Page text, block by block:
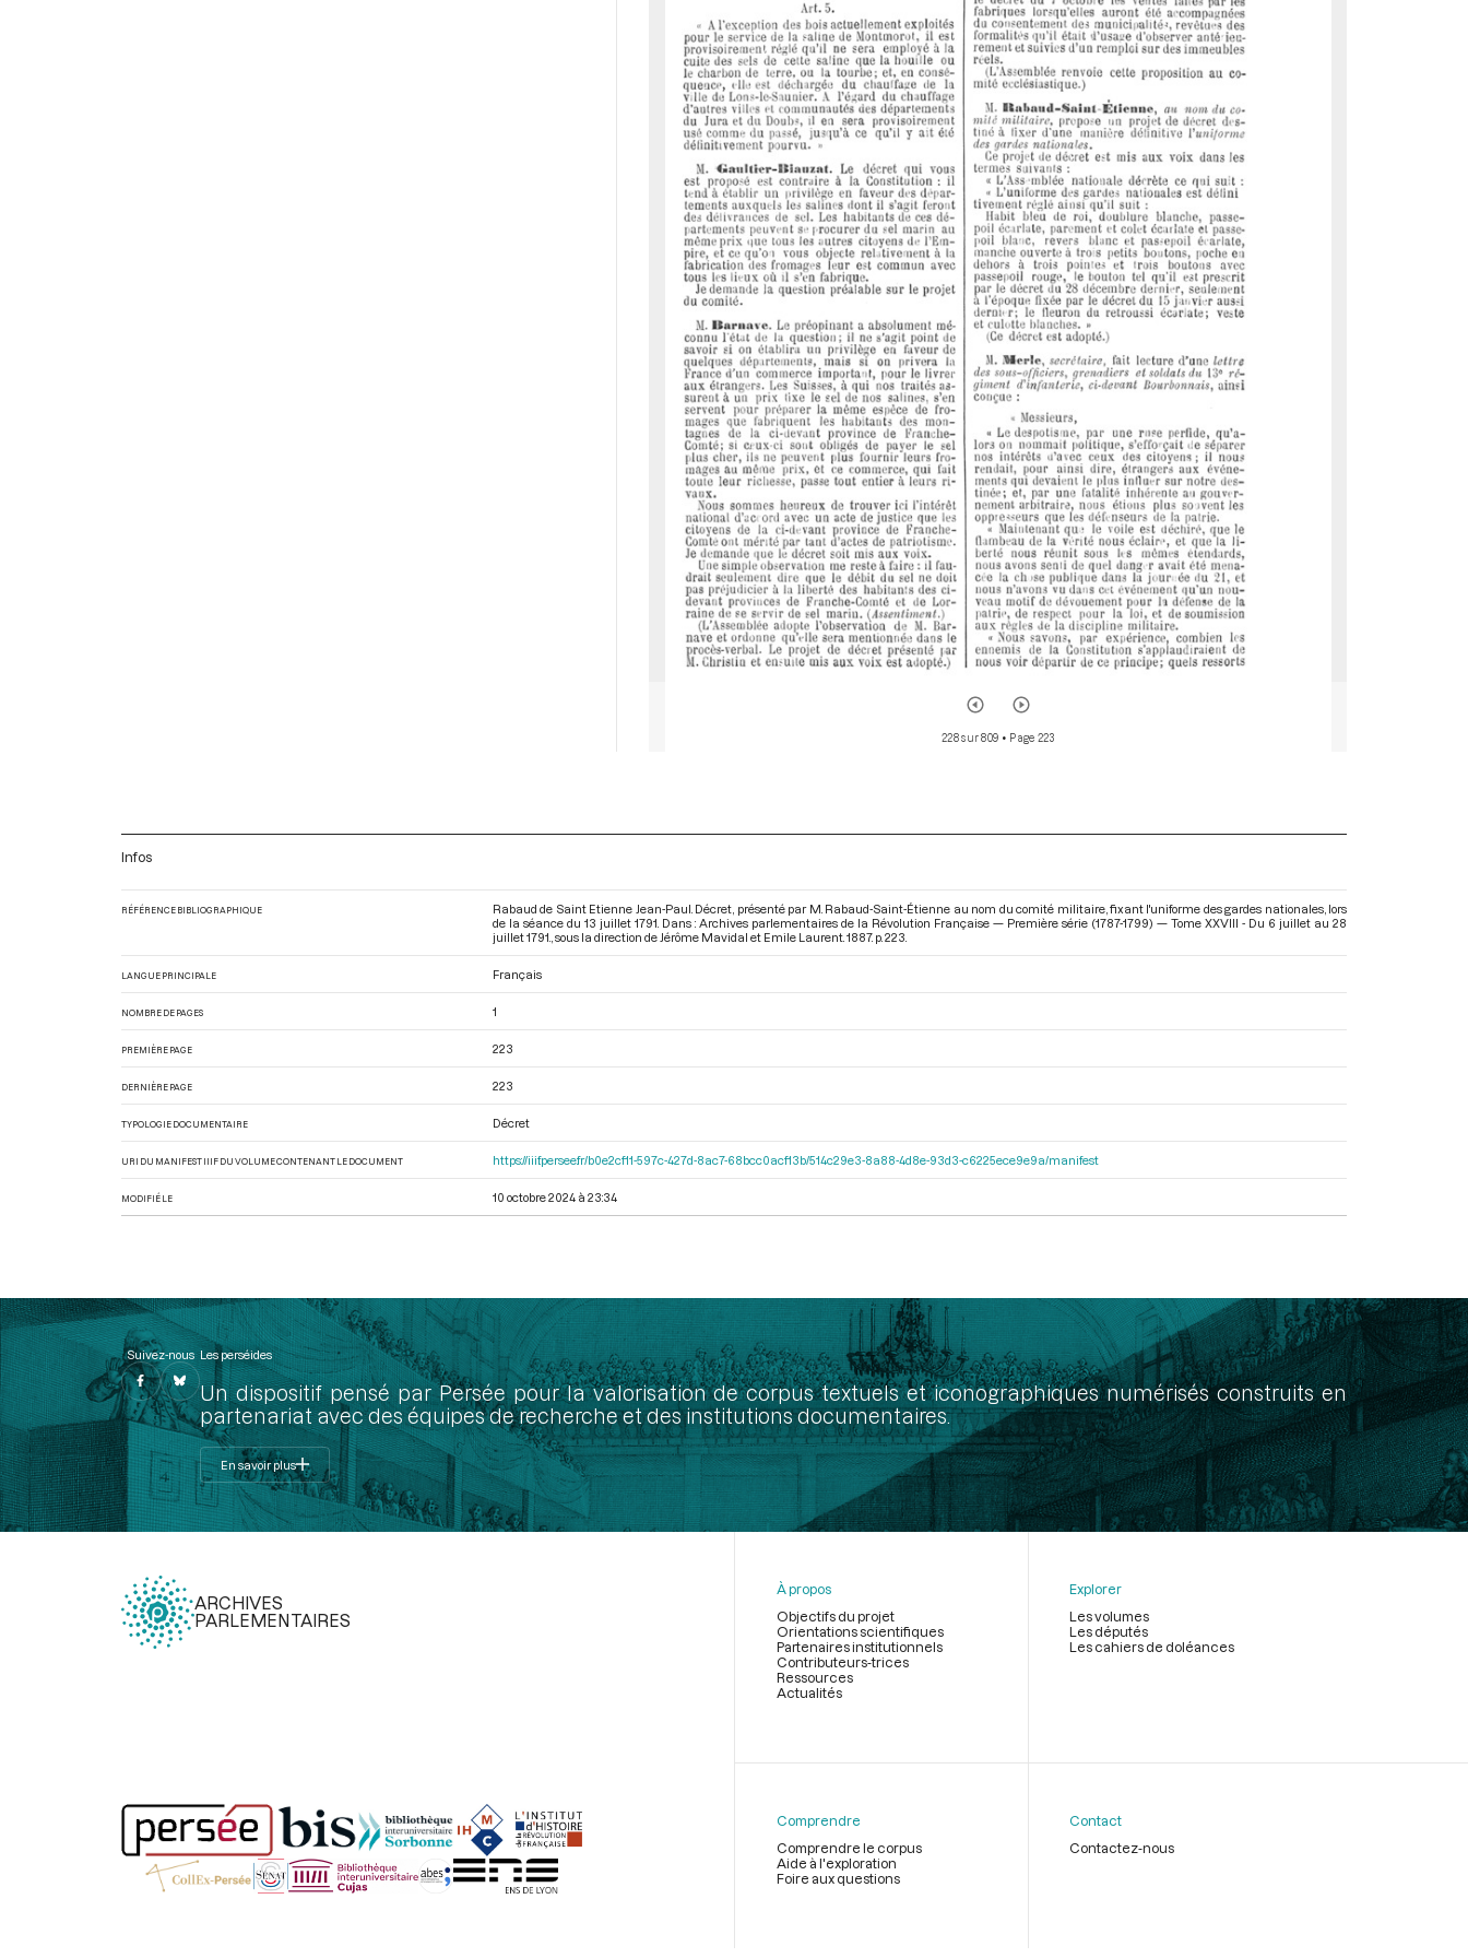
228 sur 809 • Page 223
Infos
RÉFÉRENCE BIBLIOGRAPHIQUE
Rabaud de Saint Etienne Jean-Paul. Décret, présenté par M. Rabaud-Saint-Étienne au nom du comité militaire, fixant l'uniforme des gardes nationales, lors
de la séance du 13 juillet 1791. Dans : Archives parlementaires de la Révolution Française — Première série (1787-1799) — Tome XXVIII - Du 6 juillet au 28
juillet 1791. , sous la direction de Jérôme Mavidal et Emile Laurent. 1887. p. 223.
LANGUE PRINCIPALE Français
NOMBRE DE PAGES 1
PREMIÈRE PAGE 223
DERNIÈRE PAGE 223
TYPOLOGIE DOCUMENTAIRE Décret
URI DU MANIFEST IIIF DU VOLUME CONTENANT LE DOCUMENT https://iiif.persee.fr/b0e2cf11-597c-427d-8ac7-68bcc0acf13b/514c29e3-8a88-4d8e-93d3-c6225ece9e9a/manifest
MODIFIÉ LE 10 octobre 2024 à 23:34
Suivez-nous Les perséides
Un dispositif pensé par Persée pour la valorisation de corpus textuels et iconographiques numérisés construits en
partenariat avec des équipes de recherche et des institutions documentaires.
En savoir plus
ARCHIVES
PARLEMENTAIRES
page
À propos
Objectifs du projet
Orientations scientifiques
Partenaires institutionnels
Contributeurs-trices
Ressources
Actualités
Explorer
Les volumes
Les députés
Les cahiers de doléances
Comprendre
Comprendre le corpus
Aide à l'exploration
Foire aux questions
Contact
Contactez-nous